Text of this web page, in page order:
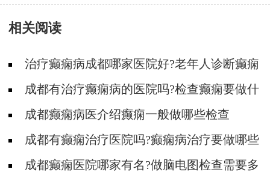
发，11月9-10日，北京专家助力会诊解癫痫疑
难，号源紧张，速约!
相关阅读
治疗癫痫病成都哪家医院好?老年人诊断癫痫
要做哪些检查?
成都有治疗癫痫病的医院吗?检查癫痫要做什
么?成都癫痫病医介绍癫痫一般做哪些检查
成都有癫痫治疗医院吗?癫痫病治疗要做哪些
检查成都癫痫医院哪家有名?做脑电图检查需要多